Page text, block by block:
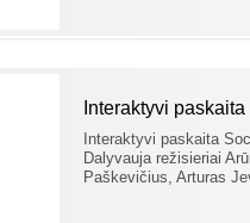
Interaktyvi
Interaktyvi paskaita
Dalyvauja režisieriai
Paškevičius, Arturas